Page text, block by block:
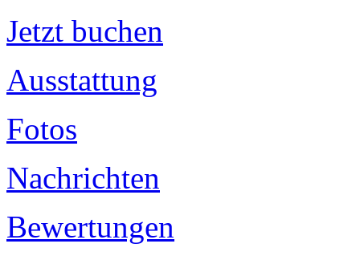
Jetzt buchen
Ausstattung
Fotos
Nachrichten
Bewertungen